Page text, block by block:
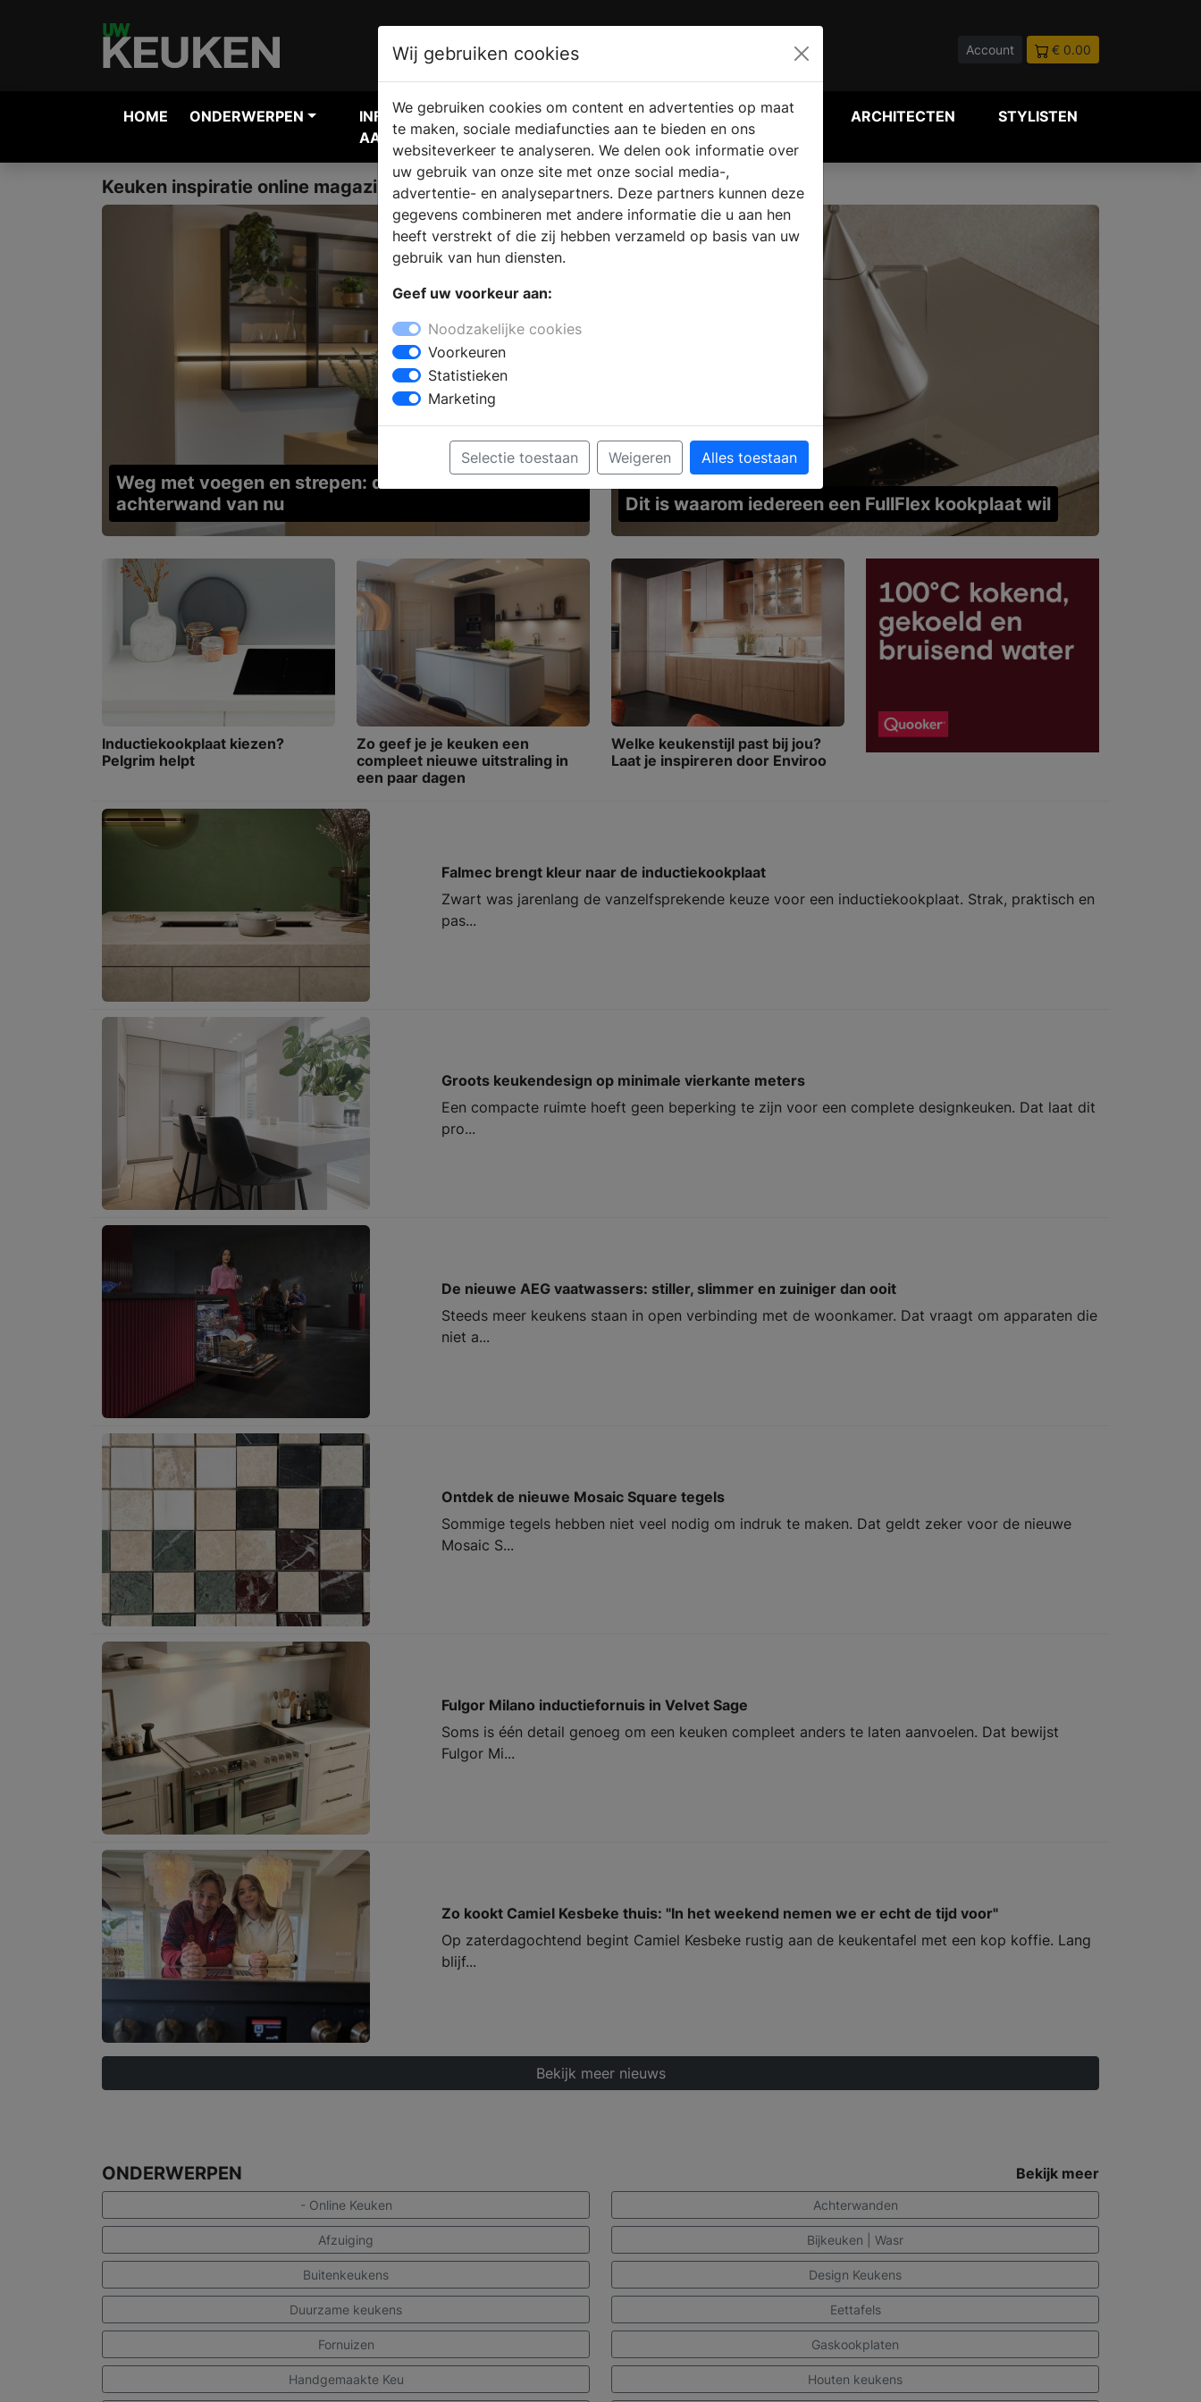
Account € 0.00
HOME ONDERWERPEN
INFORMATIE
AANVRAGEN
VERKOOPLOCATIE
VINDEN
WEBSHOP ARCHITECTEN STYLISTEN
Keuken inspiratie online magazine
Weg met voegen en strepen: dit is de moderne
achterwand van nu
Dit is waarom iedereen een FullFlex kookplaat wil
Inductiekookplaat kiezen?
Pelgrim helpt
Zo geef je je keuken een
compleet nieuwe uitstraling in
een paar dagen
Welke keukenstijl past bij jou?
Laat je inspireren door Enviroo
Falmec brengt kleur naar de inductiekookplaat
Zwart was jarenlang de vanzelfsprekende keuze voor een inductiekookplaat. Strak, praktisch en
pas...
Groots keukendesign op minimale vierkante meters
Een compacte ruimte hoeft geen beperking te zijn voor een complete designkeuken. Dat laat dit
pro...
De nieuwe AEG vaatwassers: stiller, slimmer en zuiniger dan ooit
Steeds meer keukens staan in open verbinding met de woonkamer. Dat vraagt om apparaten die
niet a...
Ontdek de nieuwe Mosaic Square tegels
Sommige tegels hebben niet veel nodig om indruk te maken. Dat geldt zeker voor de nieuwe
Mosaic S...
Fulgor Milano inductiefornuis in Velvet Sage
Soms is één detail genoeg om een keuken compleet anders te laten aanvoelen. Dat bewijst
Fulgor Mi...
Zo kookt Camiel Kesbeke thuis: "In het weekend nemen we er echt de tijd voor"
Op zaterdagochtend begint Camiel Kesbeke rustig aan de keukentafel met een kop koffie. Lang
blijf...
Bekijk meer nieuws
ONDERWERPEN Bekijk meer
- Online Keuken Achterwanden
Afzuiging Bijkeuken | Wasr
Buitenkeukens Design Keukens
Duurzame keukens Eettafels
Fornuizen Gaskookplaten
Handgemaakte Keu Houten keukens
Wij gebruiken cookies
We gebruiken cookies om content en advertenties op maat
te maken, sociale mediafuncties aan te bieden en ons
websiteverkeer te analyseren. We delen ook informatie over
uw gebruik van onze site met onze social media-,
advertentie- en analysepartners. Deze partners kunnen deze
gegevens combineren met andere informatie die u aan hen
heeft verstrekt of die zij hebben verzameld op basis van uw
gebruik van hun diensten.
Geef uw voorkeur aan:
Noodzakelijke cookies
Voorkeuren
Statistieken
Marketing
Selectie toestaan Weigeren Alles toestaan